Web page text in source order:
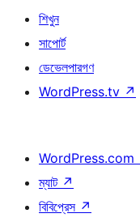
শিখুন
সাপোর্ট
ডেভেলপারগণ
WordPress.tv ↗
WordPress.com
ম্যাট ↗
বিবিপ্রেস ↗